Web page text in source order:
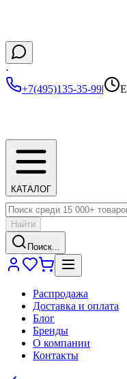
·
+7(495)135-35-99|
КАТАЛОГ
Найти
Поиск...
Распродажа
Доставка и оплата
Блог
Бренды
О компании
Контакты